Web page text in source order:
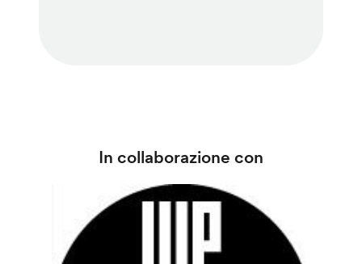
In collaborazione con